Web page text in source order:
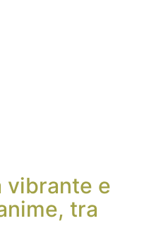
vibrante e
tra